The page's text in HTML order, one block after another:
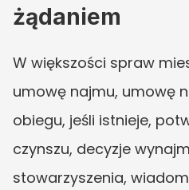
żądaniem
W większości spraw
umowę najmu, umowę
obiegu, jeśli istnieje,
czynszu, decyzje
stowarzyszenia,